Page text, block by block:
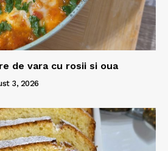
de vara cu rosii si oua
3, 2026